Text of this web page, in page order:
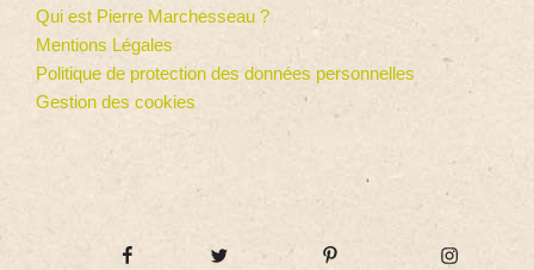
Qui est Pierre Marchesseau ?
Mentions Légales
Politique de protection des données personnelles
Gestion des cookies